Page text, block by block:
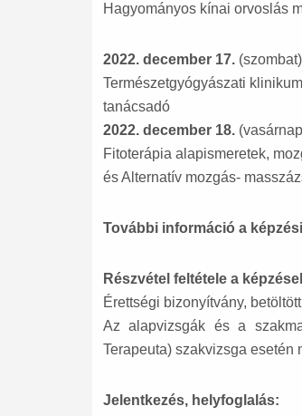
Hagyományos kínai orvoslás
2022. december 17. (szombat)
Természetgyógyászati
tanácsadó
2022. december 18.
Fitoterápia alapismeretek,
és Alternatív mozgás-
További információ a
Részvétel feltétele a
Érettségi bizonyítvány,
Az alapvizsgák és a
Terapeuta) szakvizsga esetén
Jelentkezés, helyfoglalás: